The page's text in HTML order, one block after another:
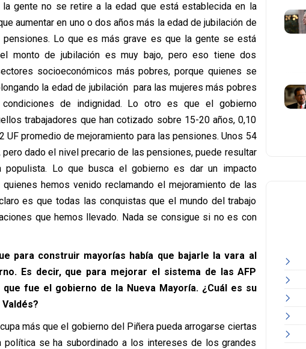
gente no se retire a la edad que está establecida en la
aumentar en uno o dos años más la edad de jubilación de
Lo que es más grave es que la gente se está
monto de jubilación es muy bajo, pero eso tiene dos
socioeconómicos más pobres, porque quienes se
la edad de jubilación para las mujeres más pobres
de indignidad. Lo otro es que el gobierno
trabajadores que han cotizado sobre 15-20 años, 0,10
UF promedio de mejoramiento para las pensiones. Unos 54
dado el nivel precario de las pensiones, puede resultar
Lo que busca el gobierno es dar un impacto
hemos venido reclamando el mejoramiento de las
es que todas las conquistas que el mundo del trabajo
que hemos llevado. Nada se consigue si no es con
para construir mayorías había que bajarle la vara al
Es decir, que para mejorar el sistema de las AFP
fue el gobierno de la Nueva Mayoría. ¿Cuál es su
más que el gobierno del Piñera pueda arrogarse ciertas
política se ha subordinado a los intereses de los grandes